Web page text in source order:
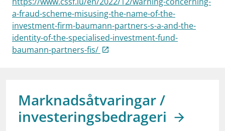
work_outlineJobb hos oss
dashboardInformasjon for investorer
notifications_noneAbonner på nyhetsvarsel
a-fraud-scheme-misusing-the-name-of-the-
investment-firm-baumann-partners-s-a-and-the-
identity-of-the-specialised-investment-fund-
baumann-partners-fis/
Marknadsåtvaringar /
investeringsbedrageri